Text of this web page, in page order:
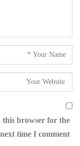
this browser for the
next time I comment.